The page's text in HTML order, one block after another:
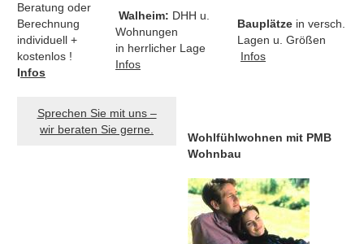
Beratung oder
Berechnung
individuell +
kostenlos !
Infos
Walheim: DHH u.
Wohnungen
in herrlicher Lage
Infos
Bauplätze in versch.
Lagen u. Größen
Infos
Sprechen Sie mit uns –
wir beraten Sie gerne.
Wohlfühlwohnen mit PMB
Wohnbau